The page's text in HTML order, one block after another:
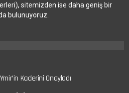
sitemizden ise daha geniş bir
bulunuyoruz.
Kaderini Onayladı